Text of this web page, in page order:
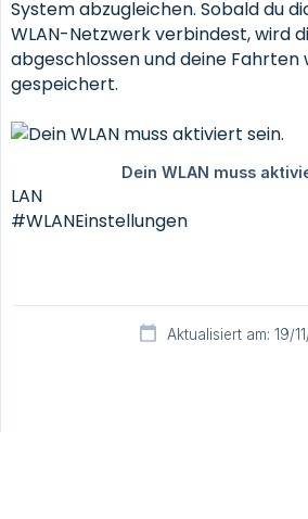
System abzugleichen. Sobald du
WLAN-Netzwerk verbindest, wird
abgeschlossen und deine Fahrten
gespeichert.
LAN
#WLANEinstellungen
Aktualisiert am: 19/